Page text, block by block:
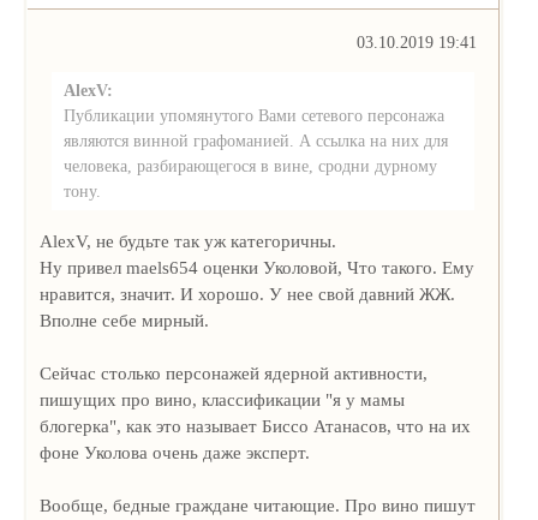
03.10.2019 19:41
AlexV:
Публикации упомянутого Вами сетевого персонажа
являются винной графоманией. А ссылка на них для
человека, разбирающегося в вине, сродни дурному
тону.
AlexV, не будьте так уж категоричны.
Ну привел maels654 оценки Уколовой, Что такого. Ему
нравится, значит. И хорошо. У нее свой давний ЖЖ.
Вполне себе мирный.
Сейчас столько персонажей ядерной активности,
пишущих про вино, классификации "я у мамы
блогерка", как это называет Биссо Атанасов, что на их
фоне Уколова очень даже эксперт.
Вообще, бедные граждане читающие. Про вино пишут